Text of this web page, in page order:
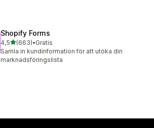
Shopify Forms
4,5av 5 stjärnor
(663)
663 recensioner totalt
•Gratis
Samla in kundinformation för att utöka din
marknadsföringslista